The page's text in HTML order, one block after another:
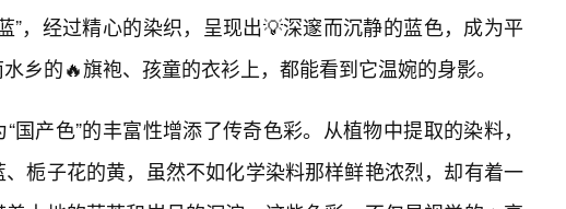
”，经过精心的染织，呈现出💡深邃而沉静的蓝色，成为平
乡的🔥旗袍、孩童的衣衫上，都能看到它温婉的身影。
国产色”的丰富性增添了传奇色彩。从植物中提取的染料，
栀子花的黄，虽然不如化学染料那样鲜艳浓烈，却有着一